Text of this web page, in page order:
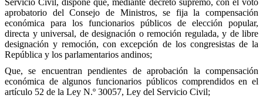
aprobatorio del Consejo de Ministros, se fija la compensación
económica para los funcionarios públicos de elección popular,
directa y universal, de designación o remoción regulada, y de libre
designación y remoción, con excepción de los congresistas de la
República y los parlamentarios andinos;
Que, se encuentran pendientes de aprobación la compensación
económica de algunos funcionarios públicos comprendidos en el
artículo 52 de la Ley N.º 30057, Ley del Servicio Civil;